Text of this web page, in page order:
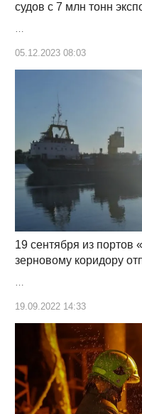
судов с 7 млн тонн
…
05.12.2023 08:03
19 сентября из
зерновому коридору
…
19.09.2022 14:33